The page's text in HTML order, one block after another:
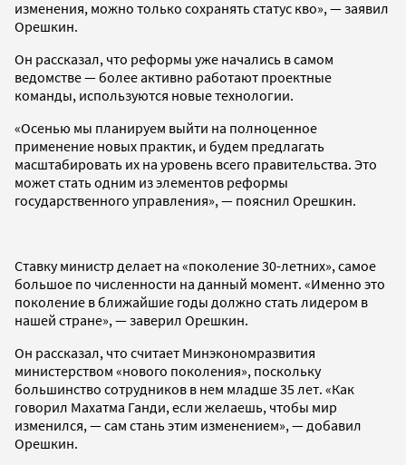
изменения, можно только сохранять статус кво», — заявил
Орешкин.
Он рассказал, что реформы уже начались в самом
ведомстве — более активно работают проектные
команды, используются новые технологии.
«Осенью мы планируем выйти на полноценное
применение новых практик, и будем предлагать
масштабировать их на уровень всего правительства. Это
может стать одним из элементов реформы
государственного управления», — пояснил Орешкин.
Ставку министр делает на «поколение 30-летних», самое
большое по численности на данный момент. «Именно это
поколение в ближайшие годы должно стать лидером в
нашей стране», — заверил Орешкин.
Он рассказал, что считает Минэкономразвития
министерством «нового поколения», поскольку
большинство сотрудников в нем младше 35 лет. «Как
говорил Махатма Ганди, если желаешь, чтобы мир
изменился, — сам стань этим изменением», — добавил
Орешкин.